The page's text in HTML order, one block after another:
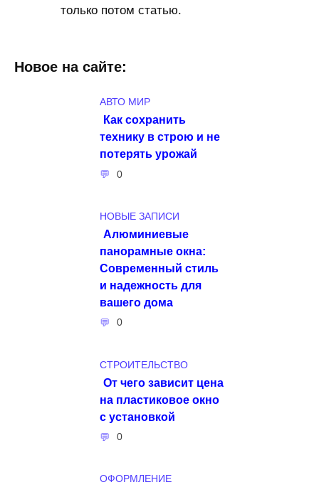
только потом статью.
Новое на сайте:
АВТО МИР
Как сохранить
технику в строю и не
потерять урожай
0
НОВЫЕ ЗАПИСИ
Алюминиевые
панорамные окна:
Современный стиль
и надежность для
вашего дома
0
СТРОИТЕЛЬСТВО
От чего зависит цена
на пластиковое окно
с установкой
0
ОФОРМЛЕНИЕ